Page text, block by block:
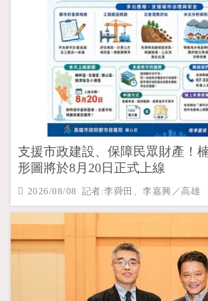
支援市政建設、保障民眾財產！
形圖將於8月20日正式上線
2026/08/08 記者:李舜田、李嘉興／高雄